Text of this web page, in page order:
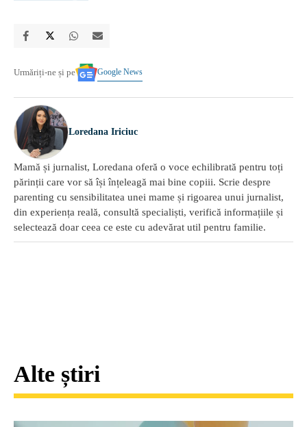
Urmăriți-ne și pe Google News
Loredana Iriciuc
Mamă și jurnalist, Loredana oferă o voce echilibrată pentru toți
părinții care vor să își înțeleagă mai bine copiii. Scrie despre
parenting cu sensibilitatea unei mame și rigoarea unui jurnalist,
din experiența reală, consultă specialiști, verifică informațiile și
selectează doar ceea ce este cu adevărat util pentru familie.
Alte știri